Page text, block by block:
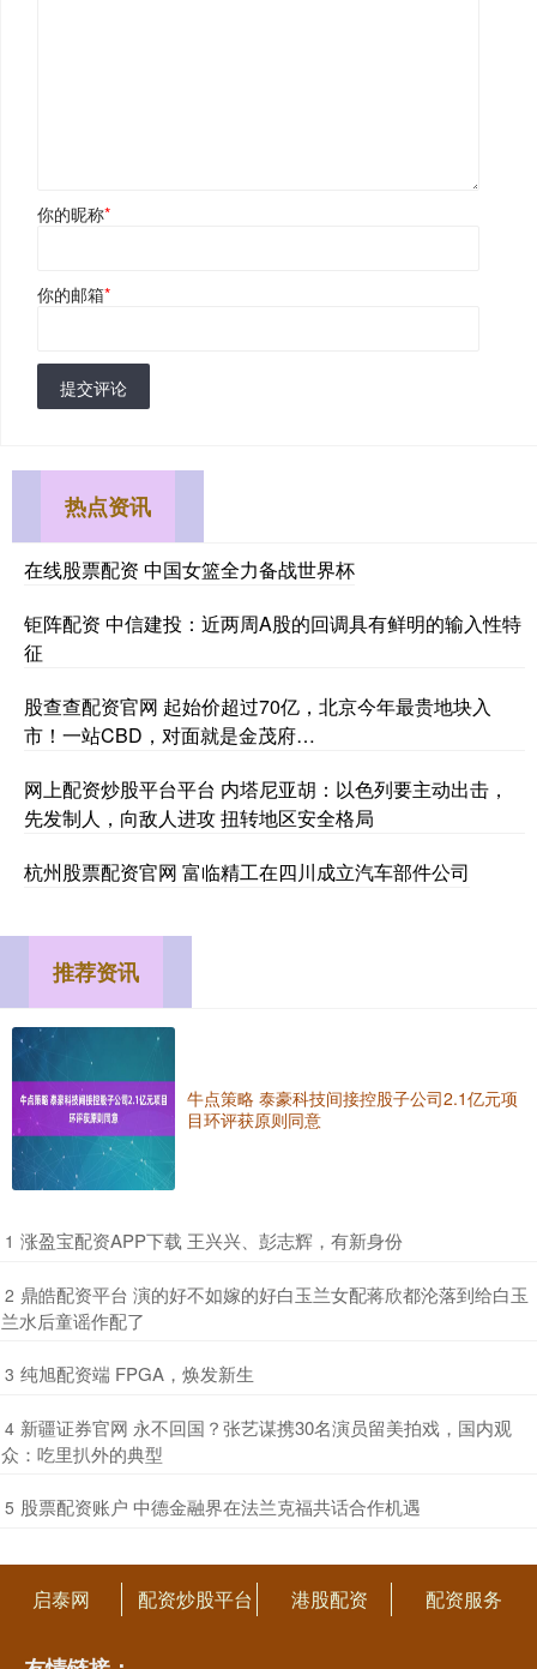
你的昵称*
你的邮箱*
提交评论
热点资讯
在线股票配资 中国女篮全力备战世界杯
钜阵配资 中信建投：近两周A股的回调具有鲜明的输入性特
征
股查查配资官网 起始价超过70亿，北京今年最贵地块入
市！一站CBD，对面就是金茂府…
网上配资炒股平台平台 内塔尼亚胡：以色列要主动出击，
先发制人，向敌人进攻 扭转地区安全格局
杭州股票配资官网 富临精工在四川成立汽车部件公司
推荐资讯
牛点策略 泰豪科技间接控股子公司2.1亿元项
目环评获原则同意
1 ​涨盈宝配资APP下载 王兴兴、彭志辉，有新身份
2 ​鼎皓配资平台 演的好不如嫁的好白玉兰女配蒋欣都沦落到给白玉
兰水后童谣作配了
3 ​纯旭配资端 FPGA，焕发新生
4 ​新疆证券官网 永不回国？张艺谋携30名演员留美拍戏，国内观
众：吃里扒外的典型
5 ​股票配资账户 中德金融界在法兰克福共话合作机遇
启泰网 配资炒股平台 港股配资 配资服务